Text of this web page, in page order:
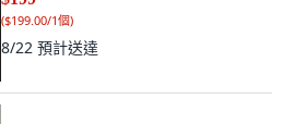
($199.00/1個)
8/22 預計送達